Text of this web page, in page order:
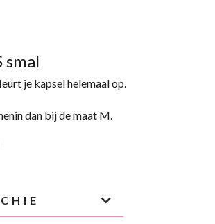
smal
je kapsel helemaal op.
dan bij de maat M.